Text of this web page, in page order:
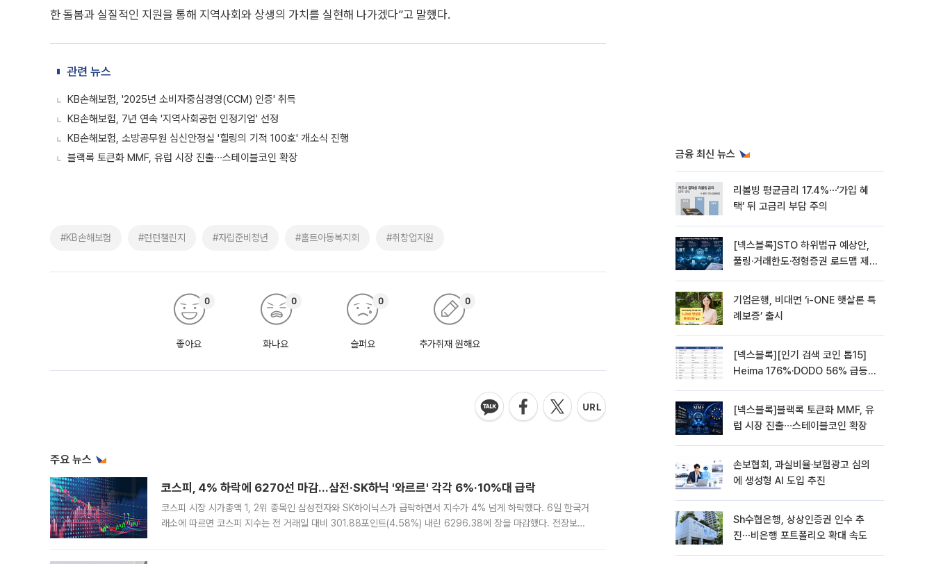
한 돌봄과 실질적인 지원을 통해 지역사회와 상생의 가치를 실현해 나가겠다”고 말했다.
관련 뉴스
KB손해보험, '2025년 소비자중심경영(CCM) 인증' 취득
KB손해보험, 7년 연속 '지역사회공헌 인정기업' 선정
KB손해보험, 소방공무원 심신안정실 '힐링의 기적 100호' 개소식 진행
블랙록 토큰화 MMF, 유럽 시장 진출∙∙∙스테이블코인 확장
#KB손해보험 #런런챌린지 #자립준비청년 #홀트아동복지회 #취창업지원
좋아요
0
화나요
0
슬퍼요
0
추가취재 원해요
0
주요 뉴스
코스피, 4% 하락에 6270선 마감…삼전·SK하닉 '와르르' 각각 6%·10%대 급락
코스피 시장 시가총액 1, 2위 종목인 삼성전자와 SK하이닉스가 급락하면서 지수가 4% 넘게 하락했다. 6일 한국거
래소에 따르면 코스피 지수는 전 거래일 대비 301.88포인트(4.58%) 내린 6296.38에 장을 마감했다. 전장보다
금융 최신 뉴스
리볼빙 평균금리 17.4%⋯‘가입 혜
택’ 뒤 고금리 부담 주의
[넥스블록]STO 하위법규 예상안,
풀링·거래한도·정형증권 로드맵 제
기업은행, 비대면 ‘i-ONE 햇살론 특
례보증’ 출시
[넥스블록][인기 검색 코인 톱15]
Heima 176%·DODO 56% 급등…
[넥스블록]블랙록 토큰화 MMF, 유
럽 시장 진출∙∙∙스테이블코인 확장
손보협회, 과실비율·보험광고 심의
에 생성형 AI 도입 추진
Sh수협은행, 상상인증권 인수 추
진⋯비은행 포트폴리오 확대 속도